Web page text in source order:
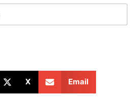
X Email